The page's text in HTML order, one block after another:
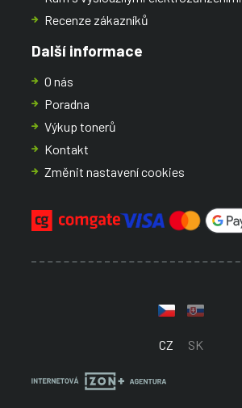
Recenze zákazníků
Další informace
O nás
Poradna
Výkup tonerů
Kontakt
Změnit nastavení cookies
CZ SK